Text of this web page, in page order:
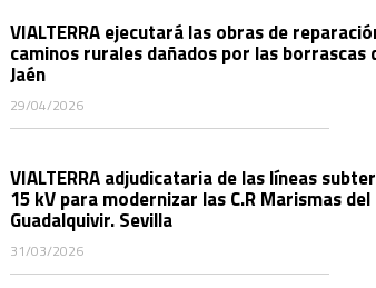
VIALTERRA ejecutará las obras de
caminos rurales dañados por las borrascas
Jaén
29/04/2026
VIALTERRA adjudicataria de las líneas
15 kV para modernizar las C.R Marismas del
Guadalquivir. Sevilla
31/03/2026